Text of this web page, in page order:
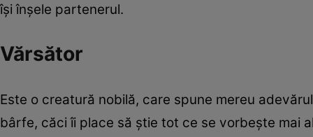
îşi înşele partenerul.
Vărsător
Este o creatură nobilă, care spune mereu
bârfe, căci îi place să ştie tot ce se vorbeşte mai